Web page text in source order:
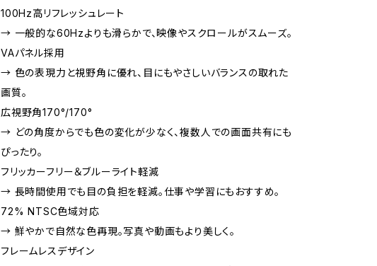
100Hz高リフレッシュレート
→ 一般的な60Hzよりも滑らかで、映像やスクロールがスムーズ。
VAパネル採用
→ 色の表現力と視野角に優れ、目にもやさしいバランスの取れた
画質。
広視野角170°/170°
→ どの角度からでも色の変化が少なく、複数人での画面共有にも
ぴったり。
フリッカーフリー＆ブルーライト軽減
→ 長時間使用でも目の負担を軽減。仕事や学習にもおすすめ。
72% NTSC色域対応
→ 鮮やかで自然な色再現。写真や動画もより美しく。
フレームレスデザイン